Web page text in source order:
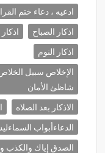
ادعيه ، دعاء ختم
اذكار الصباح
اذكار النوم
الإخلاص سبيل
شاظئ الأمان
الاذكار بعد الصلاه
الدعاءأبواب
الصدق إياك والكذب